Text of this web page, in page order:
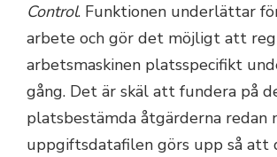
Control. Funktionen underlättar
arbete och gör det möjligt att
arbetsmaskinen platsspecifikt
gång. Det är skäl att fundera på
platsbestämda åtgärderna redan
uppgiftsdatafilen görs upp så att